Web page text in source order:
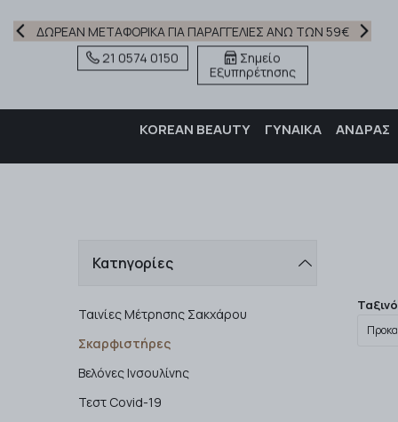
ΔΩΡΕΑΝ ΜΕΤΑΦΟΡΙΚΑ ΓΙΑ ΠΑΡΑΓΓΕΛΙΕΣ ΑΝΩ ΤΩΝ 59€
21 0574 0150
Σημείο
Εξυπηρέτησης
KOREAN BEAUTY ΓΥΝΑΙΚΑ ΑΝΔΡΑΣ
Κατηγορίες
Ταινίες Μέτρησης Σακχάρου
Σκαρφιστήρες
Βελόνες Ινσουλίνης
Τεστ Covid-19